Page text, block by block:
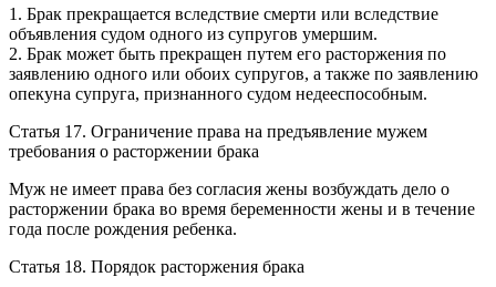
1. Брак прекращается вследствие смерти или вследствие
объявления судом одного из супругов умершим.
2. Брак может быть прекращен путем его расторжения по
заявлению одного или обоих супругов, а также по заявлению
опекуна супруга, признанного судом недееспособным.
Статья 17. Ограничение права на предъявление мужем
требования о расторжении брака
Муж не имеет права без согласия жены возбуждать дело о
расторжении брака во время беременности жены и в течение
года после рождения ребенка.
Статья 18. Порядок расторжения брака